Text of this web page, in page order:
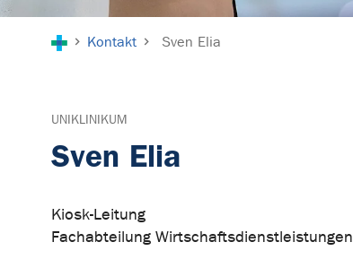
Kontakt Sven Elia
UNIKLINIKUM
Sven Elia
Kiosk-Leitung
Fachabteilung Wirtschaftsdienstleistungen